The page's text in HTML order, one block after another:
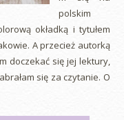
polskim
okładką i tytułem
A przecież autorką
doczekać się jej lektury,
się za czytanie. O